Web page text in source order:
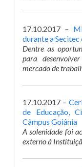
17.10.2017 –
durante a
Dentre as
para
mercado de
17.10.2017 –
de Educação,
Câmpus Goiânia
A solenidade foi
externo à